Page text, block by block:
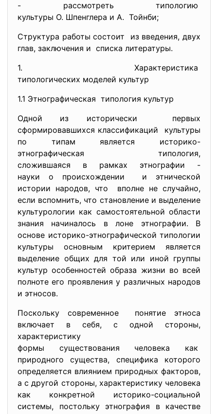
- рассмотреть типологию
культуры О. Шпенглера и А. Тойнби;
Структура работы состоит из введения, двух
глав, заключения и списка литературы.
1. Характеристика
типологических моделей культур
1.1 Этнографическая типология культур
Одной из исторически первых
сформировавшихся классификаций культуры
по типам является историко-
этнографическая типология,
сложившаяся в рамках этнографии -
науки о происхождении и этнической
истории народов, что вполне не случайно,
если вспомнить, что становление и выделение
культурологии как самостоятельной области
знания начиналось в лоне этнографии. В
основе историко-этнографической типологии
культуры основным критерием является
выделение общих для той или иной группы
культур особенностей образа жизни во всей
полноте его проявления у различных народов
и этносов.
Поскольку современное понятие этноса
включает в себя, с одной стороны,
характеристику
формы существования человека как
природного существа, специфика которого
определяется влиянием природных факторов,
а с другой стороны, характеристику человека
как конкретной историко-социальной
системы, постольку этнография в качестве